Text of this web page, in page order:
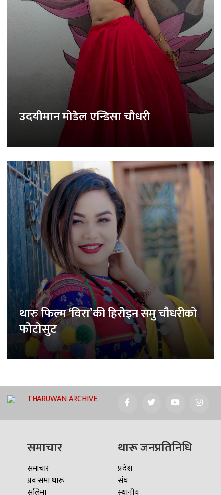
उदयीमान मोडेल एन्डिसा चौधरी
थारु फिल्म ‘विरा’की हिरोइन समु चौधरीको
फोटोसुट
THARUWAN ARCHIVE
समाचार
समाचार
प्रवासमा थारू
सलिमा
थारू जनप्रतिनिधि
प्रदेश
संघ
स्थानीय